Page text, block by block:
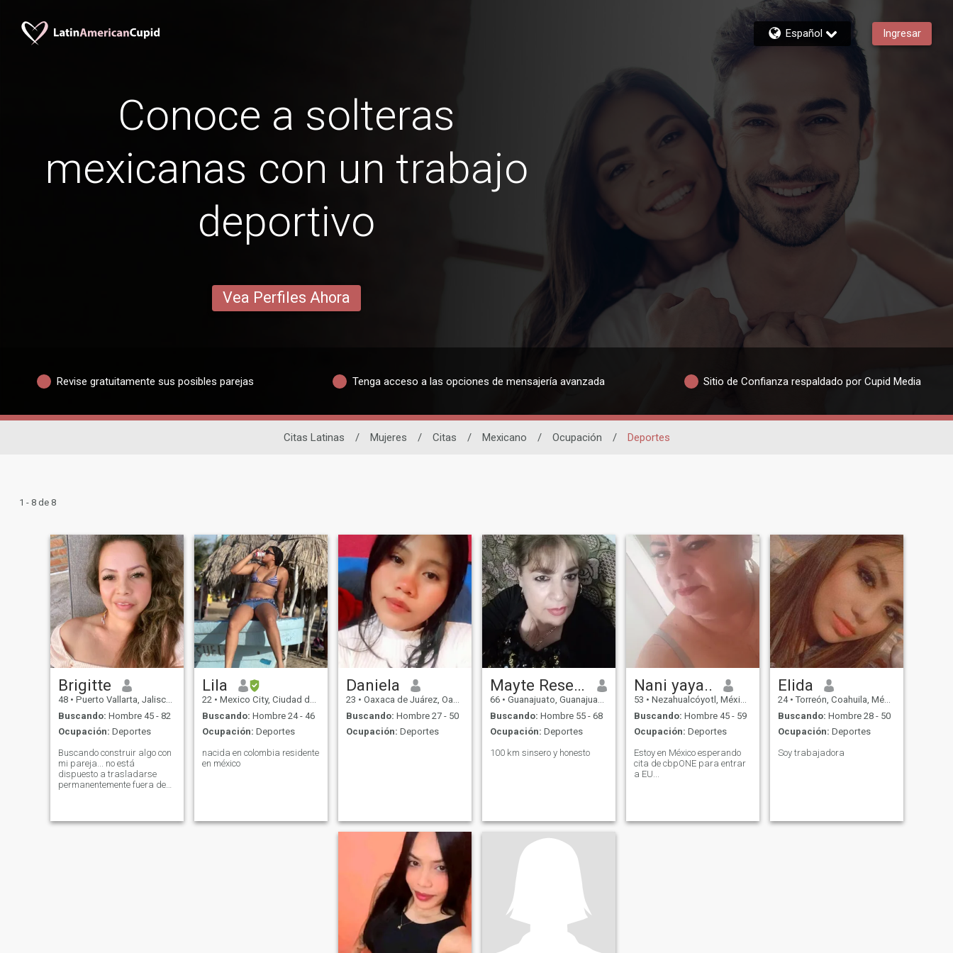
Español Ingresar
Conoce a solteras
mexicanas con un trabajo
deportivo
Vea Perfiles Ahora
Revise gratuitamente sus posibles parejas Tenga acceso a las opciones de mensajería avanzada Sitio de Confianza respaldado por Cupid Media
Citas Latinas / Mujeres / Citas / Mexicano / Ocupación / Deportes
1 - 8 de 8
Brigitte
48 • Puerto Vallarta, Jalisco, México
Buscando: Hombre 45 - 82
Ocupación: Deportes
Buscando construir algo con
mi pareja... no está
dispuesto a trasladarse
permanentemente fuera de
culta... buena salud... gente
Lila
22 • Mexico City, Ciudad de México, México
Buscando: Hombre 24 - 46
Ocupación: Deportes
nacida en colombia residente
en méxico
Daniela
23 • Oaxaca de Juárez, Oaxaca, México
Buscando: Hombre 27 - 50
Ocupación: Deportes
Mayte Resendiz Méndez
66 • Guanajuato, Guanajuato, México
Buscando: Hombre 55 - 68
Ocupación: Deportes
100 km sinsero y honesto
Nani yaya..
53 • Nezahualcóyotl, México, México
Buscando: Hombre 45 - 59
Ocupación: Deportes
Estoy en México esperando
cita de cbpONE para entrar
a EU...
Elida
24 • Torreón, Coahuila, México
Buscando: Hombre 28 - 50
Ocupación: Deportes
Soy trabajadora